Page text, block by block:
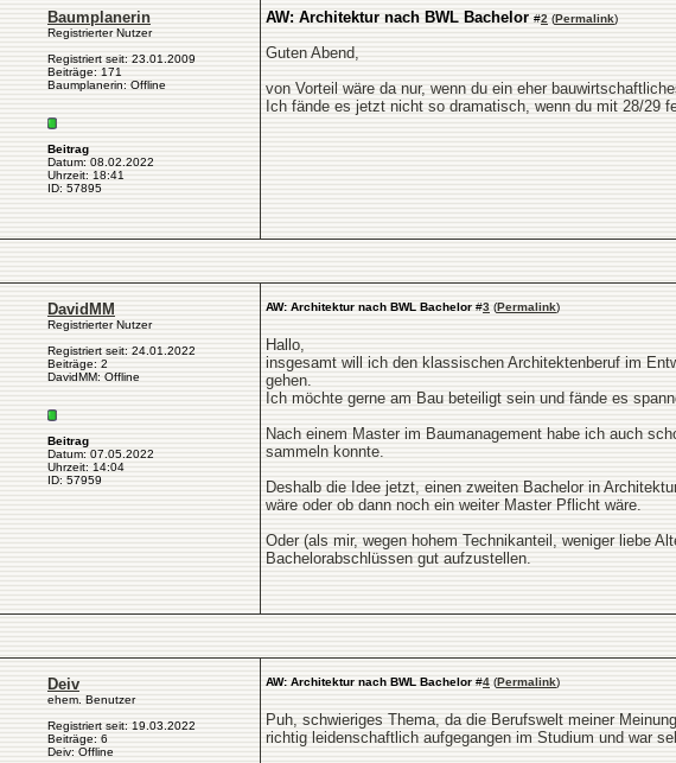
Baumplanerin
Registrierter Nutzer
Registriert seit: 23.01.2009
Beiträge: 171
Baumplanerin: Offline
Beitrag
Datum: 08.02.2022
Uhrzeit: 18:41
ID: 57895
AW: Architektur nach BWL Bachelor #2 (Permalink)
Guten Abend,
von Vorteil wäre da nur, wenn du ein eher
Ich fände es jetzt nicht so dramatisch, wenn du mit 28/29
DavidMM
Registrierter Nutzer
Registriert seit: 24.01.2022
Beiträge: 2
DavidMM: Offline
Beitrag
Datum: 07.05.2022
Uhrzeit: 14:04
ID: 57959
AW: Architektur nach BWL Bachelor #3 (Permalink)
Hallo,
insgesamt will ich den klassischen Architektenberuf im
gehen.
Ich möchte gerne am Bau beteiligt sein und fände es
Nach einem Master im Baumanagement habe ich auch
sammeln konnte.
Deshalb die Idee jetzt, einen zweiten Bachelor in
wäre oder ob dann noch ein weiter Master Pflicht wäre.
Oder (als mir, wegen hohem Technikanteil, weniger liebe
Bachelorabschlüssen gut aufzustellen.
Deiv
ehem. Benutzer
Registriert seit: 19.03.2022
Beiträge: 6
Deiv: Offline
AW: Architektur nach BWL Bachelor #4 (Permalink)
Puh, schwieriges Thema, da die Berufswelt meiner
richtig leidenschaftlich aufgegangen im Studium und war